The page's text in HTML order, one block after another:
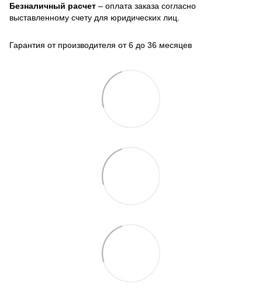
Безналичный расчет – оплата заказа согласно
выставленному счету для юридических лиц.
Гарантия от производителя от 6 до 36 месяцев